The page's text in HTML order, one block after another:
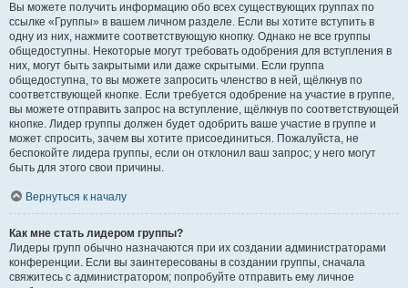
Вы можете получить информацию обо всех существующих группах по
ссылке «Группы» в вашем личном разделе. Если вы хотите вступить в
одну из них, нажмите соответствующую кнопку. Однако не все группы
общедоступны. Некоторые могут требовать одобрения для вступления в
них, могут быть закрытыми или даже скрытыми. Если группа
общедоступна, то вы можете запросить членство в ней, щёлкнув по
соответствующей кнопке. Если требуется одобрение на участие в группе,
вы можете отправить запрос на вступление, щёлкнув по соответствующей
кнопке. Лидер группы должен будет одобрить ваше участие в группе и
может спросить, зачем вы хотите присоединиться. Пожалуйста, не
беспокойте лидера группы, если он отклонил ваш запрос; у него могут
быть для этого свои причины.
Вернуться к началу
Как мне стать лидером группы?
Лидеры групп обычно назначаются при их создании администраторами
конференции. Если вы заинтересованы в создании группы, сначала
свяжитесь с администратором; попробуйте отправить ему личное